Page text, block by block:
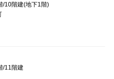
/10階建(地下1階)
/11階建